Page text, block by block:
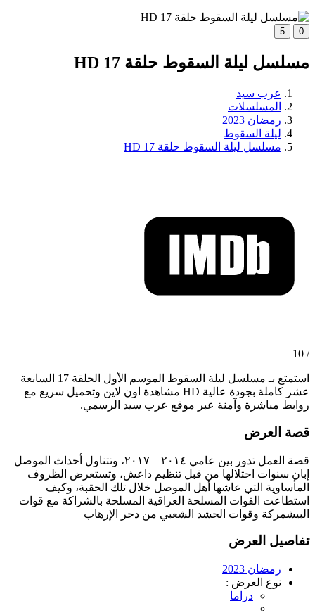
0
5
مسلسل ليلة السقوط حلقة 17 HD
عرب سيد
المسلسلات
رمضان 2023
ليلة السقوط
مسلسل ليلة السقوط حلقة 17 HD
/ 10
استمتع بـ مسلسل ليلة السقوط الموسم الأول الحلقة 17 السابعة
عشر كاملة بجودة عالية HD مشاهدة اون لاين وتحميل سريع مع
روابط مباشرة وآمنة عبر موقع عرب سيد الرسمي.
قصة العرض
قصة العمل تدور بين عامي ٢٠١٤ – ٢٠١٧، وتتناول أحداث الموصل
إبان سنوات احتلالها من قبل تنظيم داعش، وتستعرض الظروف
المأساوية التي عاشها أهل الموصل خلال تلك الحقبة، وكيف
استطاعت القوات المسلحة العراقية المسلحة بالشراكة مع قوات
البيشمركة وقوات الحشد الشعبي من دحر الإرهاب
تفاصيل العرض
رمضان 2023
نوع العرض :
دراما